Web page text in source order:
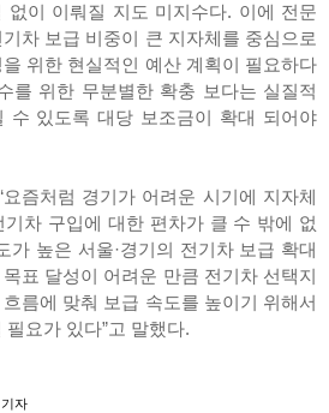
없이 이뤄질 지도 미지수다. 이에 전문
차 보급 비중이 큰 지자체를 중심으로
위한 현실적인 예산 계획이 필요하다
를 위한 무분별한 확충 보다는 실질적
수 있도록 대당 보조금이 확대 되어야
즘처럼 경기가 어려운 시기에 지자체
차 구입에 대한 편차가 클 수 밖에 없
가 높은 서울·경기의 전기차 보급 확대
표 달성이 어려운 만큼 전기차 선택지
름에 맞춰 보급 속도를 높이기 위해서
요가 있다”고 말했다.
기자